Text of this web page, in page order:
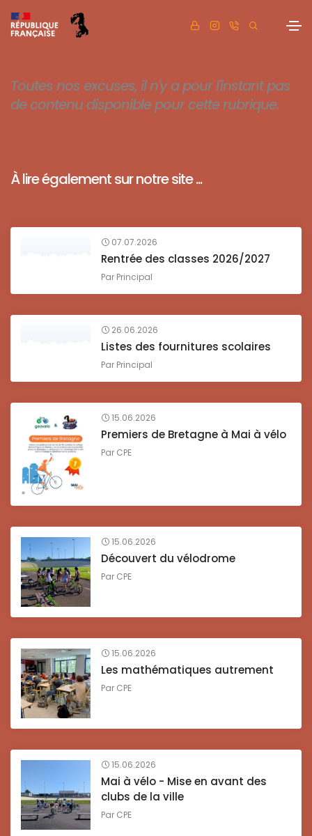
Toutes nos excuses, il n'y a pour l'instant pas
de contenu disponible pour cette rubrique.
À lire également sur notre site ...
07.07.2026
Rentrée des classes 2026/2027
Par Principal
26.06.2026
Listes des fournitures scolaires
Par Principal
15.06.2026
Premiers de Bretagne à Mai à vélo
Par CPE
15.06.2026
Découvert du vélodrome
Par CPE
15.06.2026
Les mathématiques autrement
Par CPE
15.06.2026
Mai à vélo - Mise en avant des
clubs de la ville
Par CPE